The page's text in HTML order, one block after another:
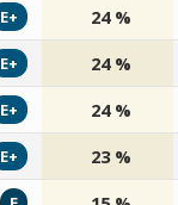
E+ 24 %
E+ 24 %
E+ 24 %
E+ 23 %